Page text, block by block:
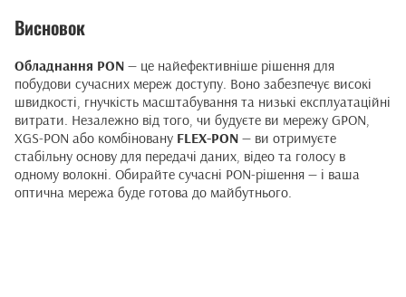
Висновок
Обладнання PON — це найефективніше рішення для
побудови сучасних мереж доступу. Воно забезпечує високі
швидкості, гнучкість масштабування та низькі експлуатаційні
витрати. Незалежно від того, чи будуєте ви мережу GPON,
XGS-PON або комбіновану FLEX-PON — ви отримуєте
стабільну основу для передачі даних, відео та голосу в
одному волокні. Обирайте сучасні PON-рішення — і ваша
оптична мережа буде готова до майбутнього.